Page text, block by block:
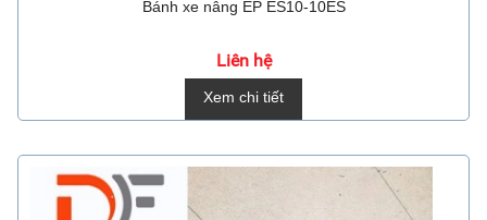
Bánh xe nâng EP ES10-10ES
Liên hệ
Xem chi tiết